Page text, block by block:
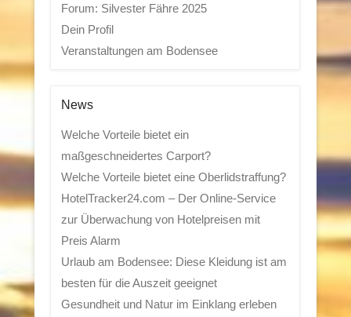
Forum: Silvester Fähre 2025
Dein Profil
Veranstaltungen am Bodensee
News
Welche Vorteile bietet ein
maßgeschneidertes Carport?
Welche Vorteile bietet eine Oberlidstraffung?
HotelTracker24.com – Der Online-Service
zur Überwachung von Hotelpreisen mit
Preis Alarm
Urlaub am Bodensee: Diese Kleidung ist am
besten für die Auszeit geeignet
Gesundheit und Natur im Einklang erleben